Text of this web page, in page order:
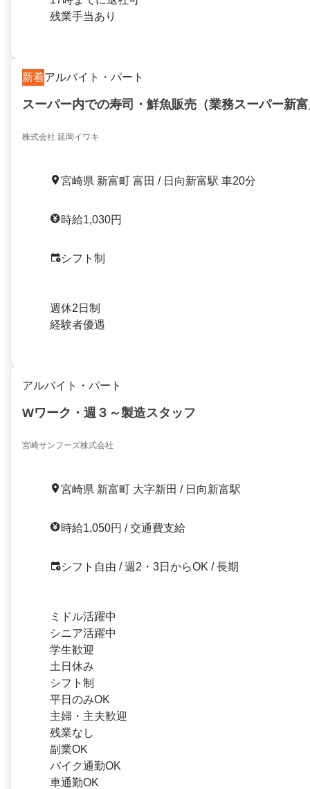
残業手当あり
新着アルバイト・パート
スーパー内での寿司・鮮魚販売（業務スーパー新
株式会社 延岡イワキ
宮崎県 新富町 富田 / 日向新富駅 車20分
時給1,030円
シフト制
週休2日制
経験者優遇
アルバイト・パート
Wワーク・週３～製造スタッフ
宮崎サンフーズ株式会社
宮崎県 新富町 大字新田 / 日向新富駅
時給1,050円 / 交通費支給
シフト自由 / 週2・3日からOK / 長期
ミドル活躍中
シニア活躍中
学生歓迎
土日休み
シフト制
平日のみOK
主婦・主夫歓迎
残業なし
副業OK
バイク通勤OK
車通勤OK